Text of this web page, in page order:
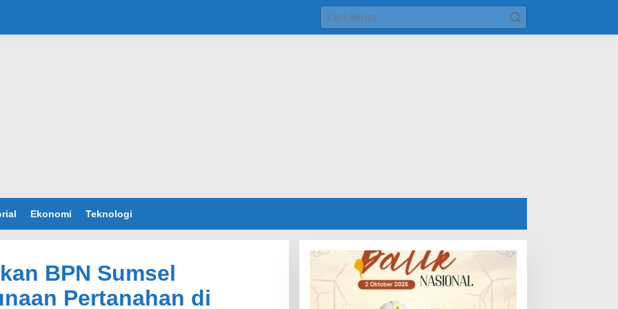
Ekonomi Teknologi
BPN Sumsel
Pertanahan di